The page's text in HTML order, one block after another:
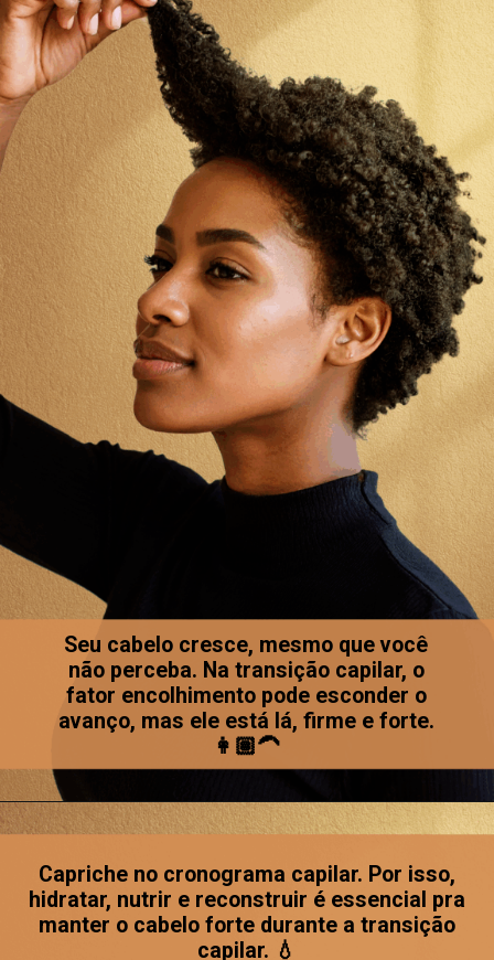
Seu cabelo cresce, mesmo que você
não perceba. Na transição capilar, o
fator encolhimento pode esconder o
avanço, mas ele está lá, firme e forte.
👩🏽‍🦱
Capriche no cronograma capilar. Por isso,
hidratar, nutrir e reconstruir é essencial pra
manter o cabelo forte durante a transição
capilar. 💧